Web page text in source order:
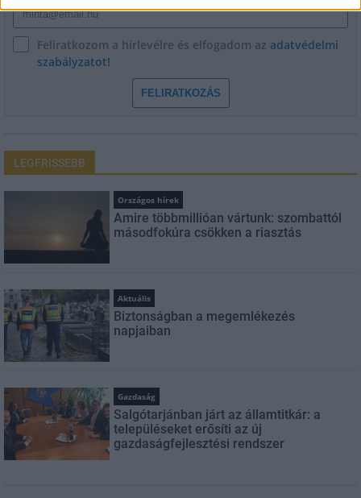
Feliratkozom a hírlevélre és elfogadom az adatvédelmi
szabályzatot!
FELIRATKOZÁS
LEGFRISSEBB
Országos hírek
Amire többmillióan vártunk: szombattól
másodfokúra csökken a riasztás
Aktuális
Biztonságban a megemlékezés
napjaiban
Gazdaság
Salgótarjánban járt az államtitkár: a
településeket erősíti az új
gazdaságfejlesztési rendszer